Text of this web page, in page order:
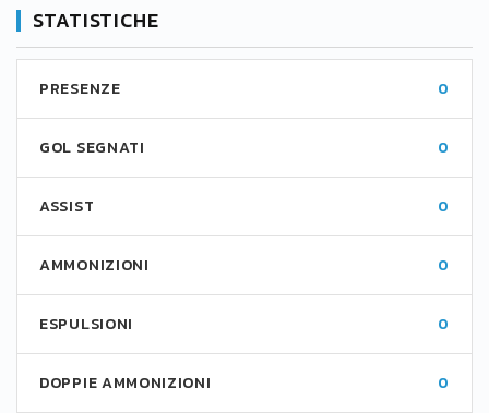
STATISTICHE
PRESENZE 0
GOL SEGNATI 0
ASSIST 0
AMMONIZIONI 0
ESPULSIONI 0
DOPPIE AMMONIZIONI 0